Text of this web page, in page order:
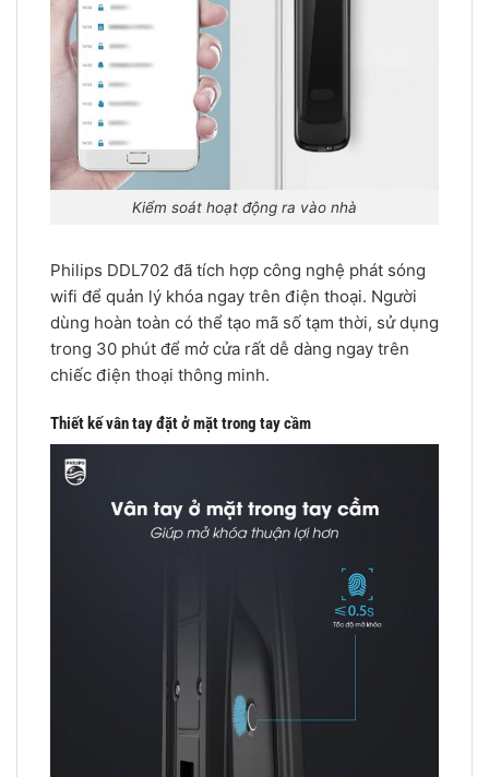
Kiểm soát hoạt động ra vào nhà
Philips DDL702 đã tích hợp công nghệ phát sóng
wifi để quản lý khóa ngay trên điện thoại. Người
dùng hoàn toàn có thể tạo mã số tạm thời, sử dụng
trong 30 phút để mở cửa rất dễ dàng ngay trên
chiếc điện thoại thông minh.
Thiết kế vân tay đặt ở mặt trong tay cầm